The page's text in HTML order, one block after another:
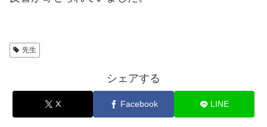
先生
シェアする
X Facebook LINE